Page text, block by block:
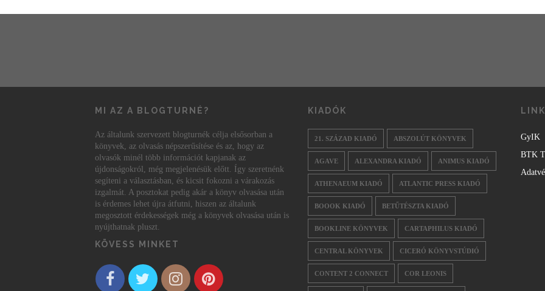
MI AZ A BLOGTURNÉ?
Az általunk szervezett blogturnék célja elsősorban a
könyvek, az olvasás népszerűsítése és az, hogy az
olvasók minél több információt kapjanak az
újdonságokról, még megjelenésük előtt. Így szeretnénk
segíteni a választásban, és kicsit fokozni a várakozás
izgalmát. A posztokat pedig akár a könyv olvasása után
is érdemes lehet újra átfutni, hiszen az általunk
megosztott érdekességek még a könyvek olvasása után is
nyújthatnak pluszt.
KÖVESS MINKET
KIADÓK
21. SZÁZAD KIADÓ ABSZOLÚT KÖNYVEK
AGAVE ALEXANDRA KIADÓ ANIMUS KIADÓ
ATHENAEUM KIADÓ ATLANTIC PRESS KIADÓ
BOOOK KIADÓ BETŰTÉSZTA KIADÓ
BOOKLINE KÖNYVEK CARTAPHILUS KIADÓ
CENTRAL KÖNYVEK CICERÓ KÖNYVSTÚDIÓ
CONTENT 2 CONNECT COR LEONIS
GyIK
BTK